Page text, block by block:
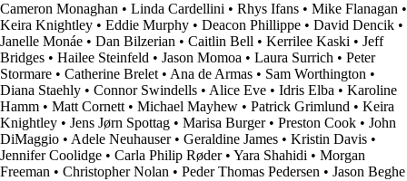
Cameron Monaghan • Linda Cardellini • Rhys Ifans • Mike Flanagan •
Keira Knightley • Eddie Murphy • Deacon Phillippe • David Dencik •
Janelle Monáe • Dan Bilzerian • Caitlin Bell • Kerrilee Kaski • Jeff
Bridges • Hailee Steinfeld • Jason Momoa • Laura Surrich • Peter
Stormare • Catherine Brelet • Ana de Armas • Sam Worthington •
Diana Staehly • Connor Swindells • Alice Eve • Idris Elba • Karoline
Hamm • Matt Cornett • Michael Mayhew • Patrick Grimlund • Keira
Knightley • Jens Jørn Spottag • Marisa Burger• Preston Cook • John
DiMaggio • Adele Neuhauser• Geraldine James • Kristin Davis •
Jennifer Coolidge • Carla Philip Røder• Yara Shahidi • Morgan
Freeman • Christopher Nolan • Peder Thomas Pedersen • Jason Beghe